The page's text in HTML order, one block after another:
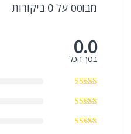
מבוסס על 0 ביקורות
0.0
בסך הכל